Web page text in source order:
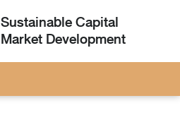
Sustainable Capital
Market Development